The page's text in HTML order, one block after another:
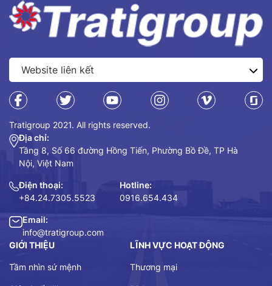
Tratigroup 2021. All rights reserved.
Địa chỉ:
Tầng 8, Số 66 đường Hồng Tiến, Phường Bồ Đề, TP Hà
Nội, Việt Nam
Điện thoại:
+84.24.7305.5523
Hotline:
0916.654.434
Email:
info@tratigroup.com
GIỚI THIỆU
Tầm nhìn sứ mệnh
LĨNH VỰC HOẠT ĐỘNG
Thương mại